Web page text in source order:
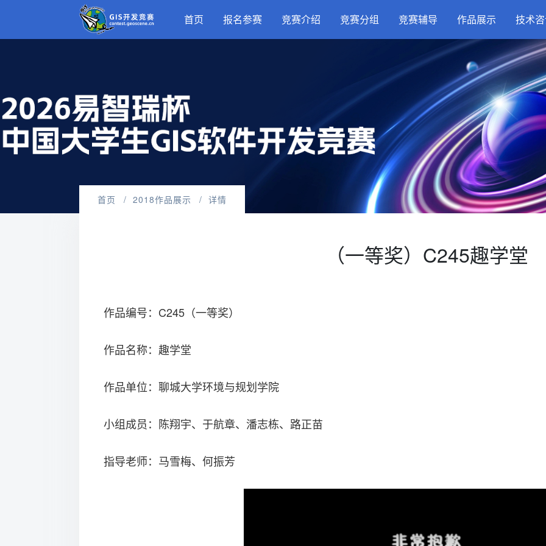
首页 报名参赛 竞赛介绍 竞赛分组 竞赛辅导 作品展示 技术
首页 2018作品展示 详情
（一等奖）C245趣学堂
作品编号：C245（一等奖）
作品名称：趣学堂
作品单位：聊城大学环境与规划学院
小组成员：陈翔宇、于航章、潘志栋、路正苗
指导老师：马雪梅、何振芳